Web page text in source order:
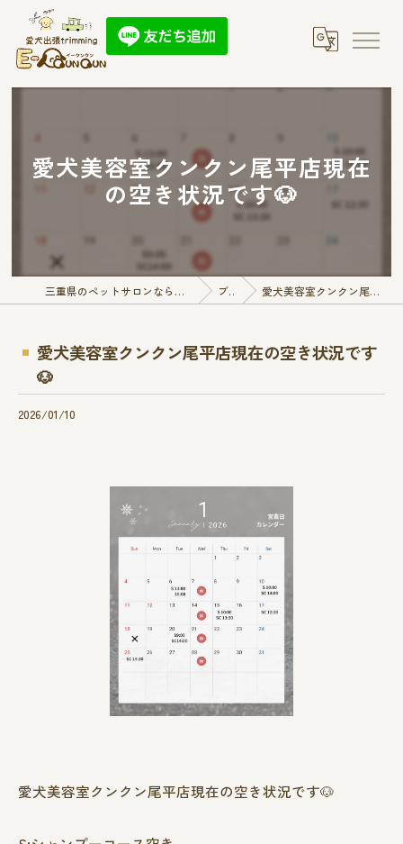
愛犬美容室クンクン尾平店現在
の空き状況です🐶
三重県のペットサロンなら愛犬出張トリミング E-QunQun ブログ 愛犬美容室クンクン尾平店現在の空き状況です🐶
愛犬美容室クンクン尾平店現在の空き状況です
🐶
2026/01/10
愛犬美容室クンクン尾平店現在の空き状況です🐶